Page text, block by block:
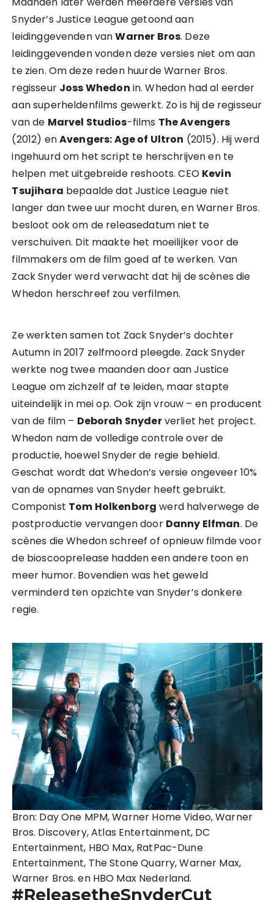
Snyder’s Justice League getoond aan
leidinggevenden vanWarner Bros. Deze
leidinggevenden vonden deze versies niet om aan
te zien. Om deze reden huurde Warner Bros.
regisseur Joss Whedon in. Whedon had al eerder
aan superheldenfilms gewerkt. Zo is hij de regisseur
van de Marvel Studios-films The Avengers
(2012) enAvengers: Age of Ultron (2015). Hij werd
ingehuurd om het script te herschrijven en te
helpen met uitgebreide reshoots. CEO Kevin
Tsujihara bepaalde dat Justice League niet
langer dan twee uur mocht duren, en Warner Bros.
besloot ook om de releasedatum niet te
verschuiven. Dit maakte het moeilijker voor de
filmmakers om de film goed af te werken. Van
Zack Snyder werd verwacht dat hij de scènes die
Whedon herschreef zou verfilmen.
Ze werkten samen tot Zack Snyder’s dochter
Autumn in 2017 zelfmoord pleegde. Zack Snyder
werkte nog twee maanden door aan Justice
League om zichzelf af te leiden, maar stapte
uiteindelijk in mei op. Ook zijn vrouw – en producent
van de film – Deborah Snyderverliet het project.
Whedon nam de volledige controle over de
productie, hoewel Snyder de regie behield.
Geschat wordt dat Whedon’s versie ongeveer 10%
van de opnames van Snyder heeft gebruikt.
Componist Tom Holkenborg werd halverwege de
postproductie vervangen door Danny Elfman. De
scènes die Whedon schreef of opnieuw filmde voor
de bioscooprelease hadden een andere toon en
meer humor. Bovendien was het geweld
verminderd ten opzichte van Snyder’s donkere
regie.
Bron: Day One MPM, Warner Home Video, Warner
Bros. Discovery, Atlas Entertainment, DC
Entertainment, HBO Max, RatPac-Dune
Entertainment, The Stone Quarry, Warner Max,
Warner Bros. en HBO Max Nederland.
#ReleasetheSnyderCut